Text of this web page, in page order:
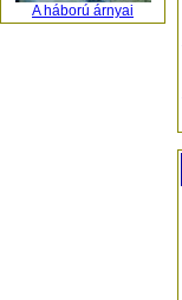
A háború árnyai